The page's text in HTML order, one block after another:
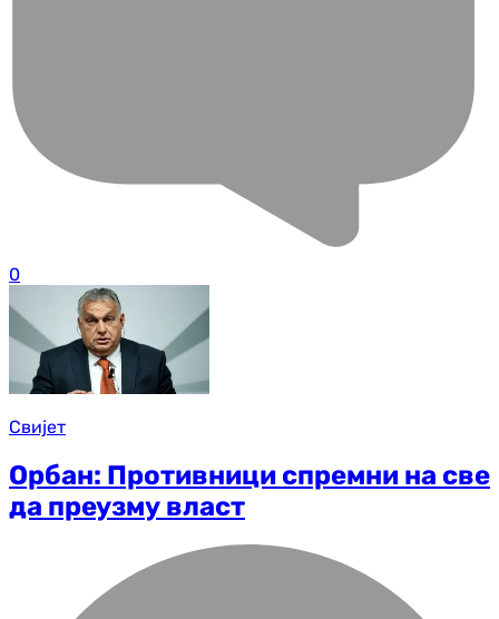
0
Свијет
Орбан: Противници спремни на све
да преузму власт